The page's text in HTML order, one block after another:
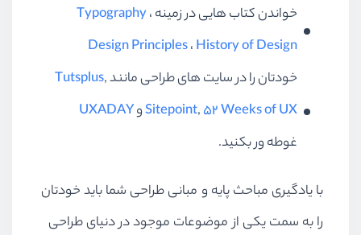
خواندن کتاب هایی در زمینه Typography،
Design Principles،History of Design
خودتان را در سایت های طراحی مانند Tutsplus,
Sitepoint,52 Weeks of UX وUXADAY
غوطه ور بکنید.
با یادگیری مباحث پایه و مبانی طراحی شما باید خودتان
را به سمت یکی از موضوعات موجود در دنیای طراحی